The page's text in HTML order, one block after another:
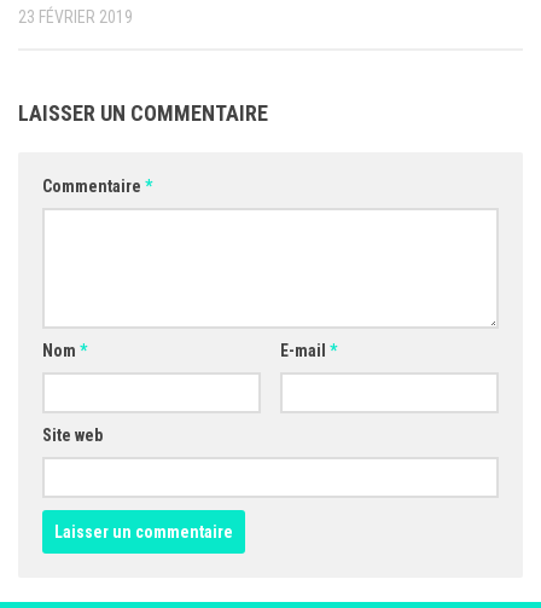
23 FÉVRIER 2019
LAISSER UN COMMENTAIRE
Commentaire *
Nom * E-mail *
Site web